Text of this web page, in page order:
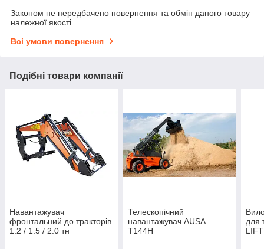
Законом не передбачено повернення та обмін даного товару
належної якості
Всі умови повернення
Подібні товари компанії
Навантажувач
фронтальний до тракторів
1.2 / 1.5 / 2.0 тн
Телескопічний
навантажувач AUSA
T144H
для
LIFT